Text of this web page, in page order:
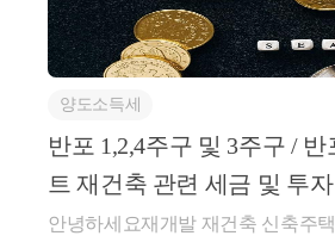
☞ [3] Step - 3
소득세법 제 89조 1항 4. 입주권 비
므로 비과세 양도차익 차감하여 과
산정
☞ [4] Step - 4
소득세법 95조 ② 표2. 장기보유특
양도소득세
반포 1,2,4주구 및 3주구 /
트 재건축 관련 세금 및 투
하였습니다.
안녕하세요재개발 재건축 신축주